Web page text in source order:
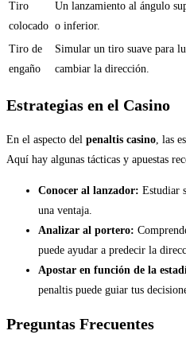
Tiro
colocado
Un lanzamiento al ángulo
o inferior.
Tiro de
engaño
Simular un tiro suave para
cambiar la dirección.
Estrategias en el Casino
En el aspecto del penaltis casino , las
Aquí hay algunas tácticas y apuestas
Conocer al lanzador: Estudiar
una ventaja.
Analizar al portero:
puede ayudar a predecir la
Apostar en función de la
penaltis puede guiar tus
Preguntas Frecuentes